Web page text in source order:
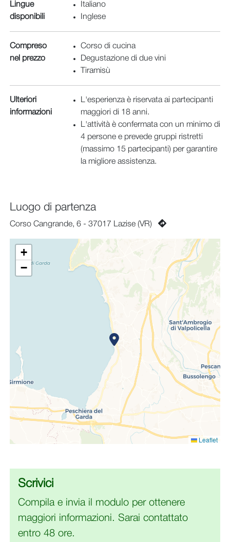
Lingue
disponibili
Italiano
Inglese
Compreso
nel prezzo
Corso di cucina
Degustazione di due vini
Tiramisù
Ulteriori
informazioni
L'esperienza è riservata ai partecipanti
maggiori di 18 anni.
L'attività è confermata con un minimo di
4 persone e prevede gruppi ristretti
(massimo 15 partecipanti) per garantire
la migliore assistenza.
Luogo di partenza
Corso Cangrande, 6 - 37017 Lazise (VR)
+
−
Leaflet
Scrivici
Compila e invia il modulo per ottenere
maggiori informazioni. Sarai contattato
entro 48 ore.